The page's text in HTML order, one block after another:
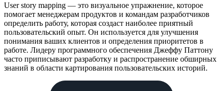
User story mapping — это визуальное упражнение, которое
помогает менеджерам продуктов и командам разработчиков
определить работу, которая создаст наиболее приятный
пользовательский опыт. Он используется для улучшения
понимания ваших клиентов и определения приоритетов в
работе. Лидеру программного обеспечения Джеффу Паттону
часто приписывают разработку и распространение обширных
знаний в области картирования пользовательских историй.